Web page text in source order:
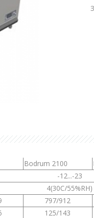
Bodrum 2100
-12...-23
4(30С/55%RH)
797/912
125/143